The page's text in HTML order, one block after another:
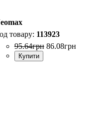
113923
95.64грн 86.08грн
Купити